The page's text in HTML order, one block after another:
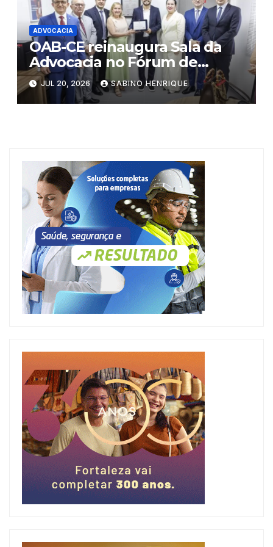
ADVOCACIA
OAB-CE reinaugura Sala da
Advocacia no Fórum de
Eusébio
JUL 20, 2026 SABINO HENRIQUE